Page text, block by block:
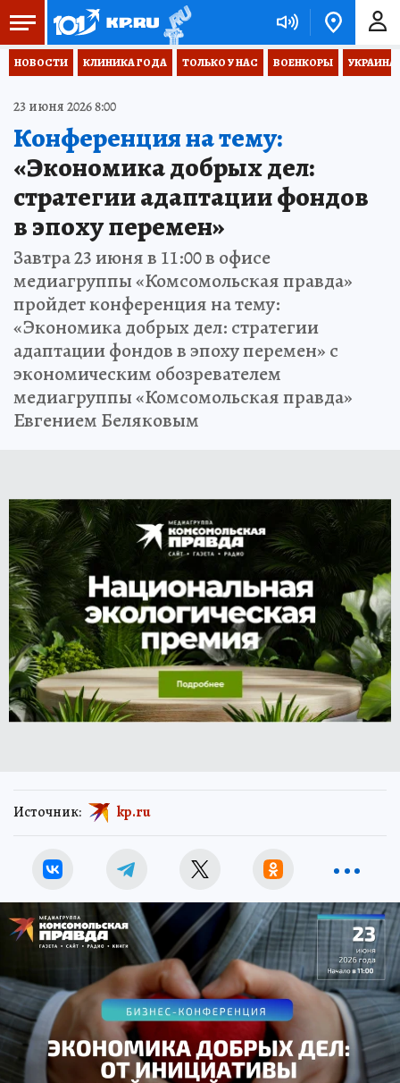
НОВОСТИ КЛИНИКА ГОДА ТОЛЬКО У НАС ВОЕНКОРЫ
23 июня 2026 8:00
Конференция на тему:
«Экономика добрых дел:
стратегии адаптации фондов
в эпоху перемен»
Завтра 23 июня в 11:00 в офисе
медиагруппы «Комсомольская правда»
пройдет конференция на тему:
«Экономика добрых дел: стратегии
адаптации фондов в эпоху перемен» с
экономическим обозревателем
медиагруппы «Комсомольская правда»
Евгением Беляковым
Источник: kp.ru